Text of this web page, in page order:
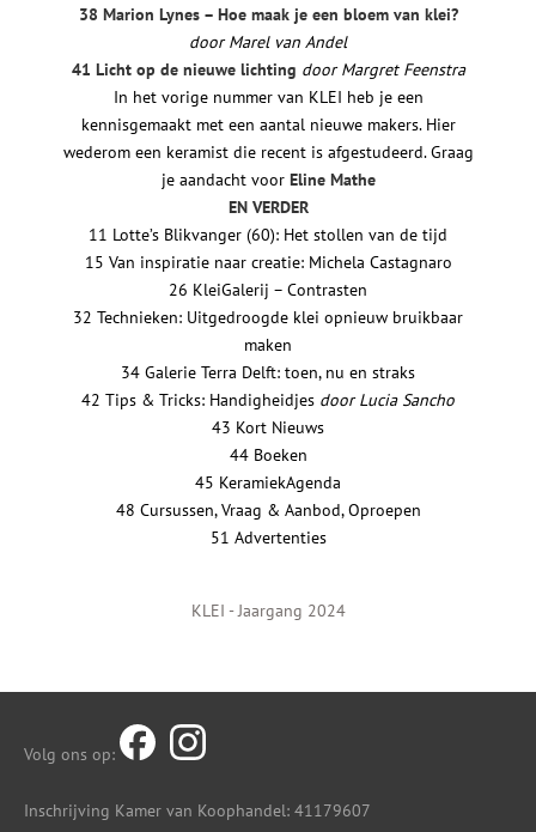
38 Marion Lynes – Hoe maak je een bloem van klei?
door Marel van Andel
41 Licht op de nieuwe lichting door Margret Feenstra
In het vorige nummer van KLEI heb je een
kennisgemaakt met een aantal nieuwe makers. Hier
wederom een keramist die recent is afgestudeerd. Graag
je aandacht voor Eline Mathe
EN VERDER
11 Lotte’s Blikvanger (60): Het stollen van de tijd
15 Van inspiratie naar creatie: Michela Castagnaro
26 KleiGalerij – Contrasten
32 Technieken: Uitgedroogde klei opnieuw bruikbaar
maken
34 Galerie Terra Delft: toen, nu en straks
42 Tips & Tricks: Handigheidjes door Lucia Sancho
43 Kort Nieuws
44 Boeken
45 KeramiekAgenda
48 Cursussen, Vraag & Aanbod, Oproepen
51 Advertenties
KLEI - Jaargang 2024
Volg ons op:
Inschrijving Kamer van Koophandel: 41179607